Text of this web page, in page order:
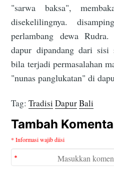
"sarwa baksa",
disekelilingnya.
perlambang dewa
dapur dipandang dari sisi
bila terjadi permasalahan
"nunas panglukatan" di
Tag:Tradisi DapurBali
Tambah
* Informasi wajib diisi